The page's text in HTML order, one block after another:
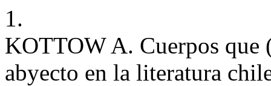
1.
KOTTOW A. Cuerpos que
abyecto en la literatura